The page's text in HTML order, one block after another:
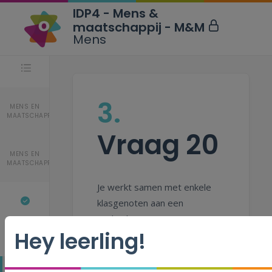
MENS EN
MAATSCHAPPIJ
MENS EN
MAATSCHAPPIJ
3.
Vraag 20
Je werkt samen met enkele
klasgenoten aan een
opdracht.
IDP4 - Mens &
maatschappij - M&M
Mens
Hey leerling!